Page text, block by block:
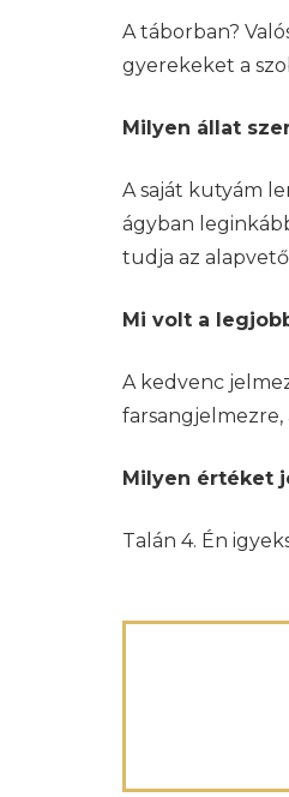
A táborban?
gyerekeket a
Milyen állat
A saját kutyám
ágyban
tudja az
Mi volt a
A kedvenc
Milyen értéket
Talán 4. Én